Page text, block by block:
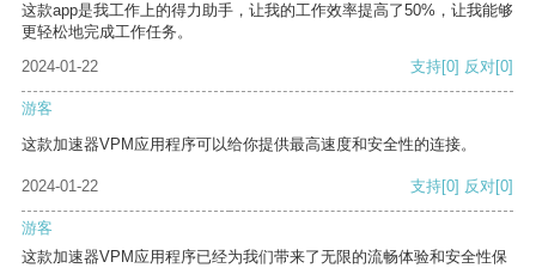
这款app是我工作上的得力助手，让我的工作效率提高了50%，让我能够
更轻松地完成工作任务。
2024-01-22
支持[0] 反对[0]
游客
这款加速器VPM应用程序可以给你提供最高速度和安全性的连接。
2024-01-22 支持[0] 反对[0]
游客
这款加速器VPM应用程序已经为我们带来了无限的流畅体验和安全性保